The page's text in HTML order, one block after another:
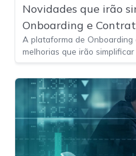
Novidades que irão
Onboarding e
A plataforma de
melhorias que irão
uso de I.A e otimização nas